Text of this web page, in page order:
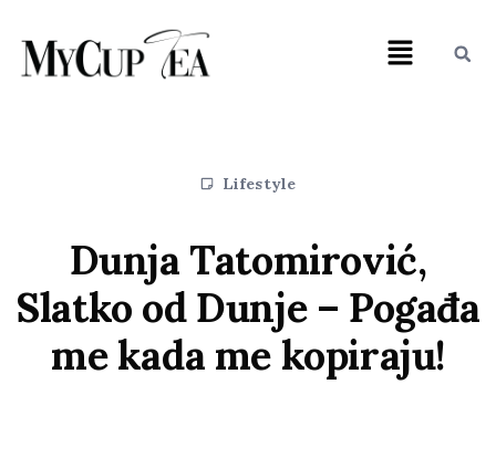
Lifestyle
Dunja Tatomirović,
Slatko od Dunje – Pogađa
me kada me kopiraju!